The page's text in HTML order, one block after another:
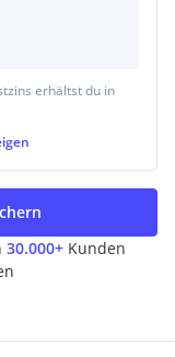
erhältst du in
30.000+ Kunden